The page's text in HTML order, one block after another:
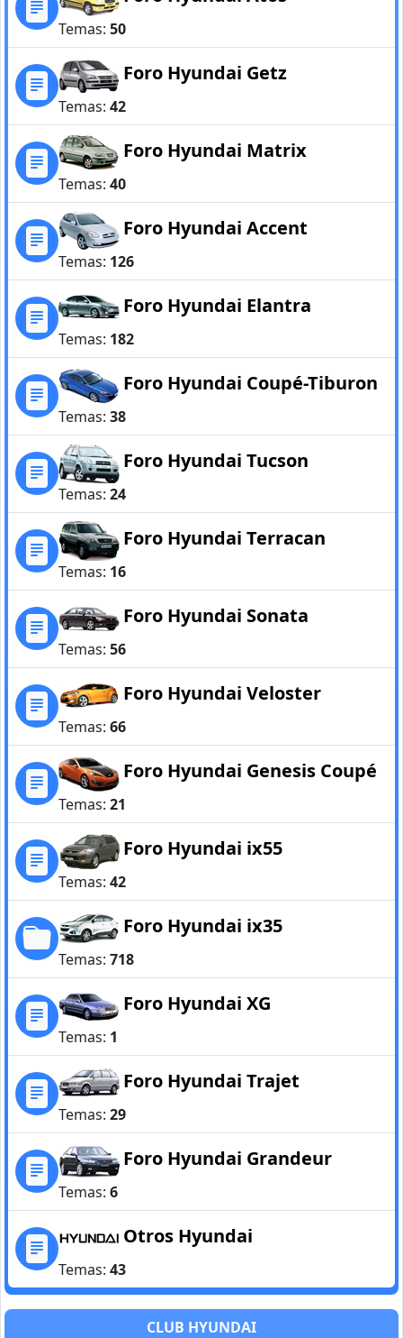
Temas: 50
Foro Hyundai Getz
Temas: 42
Foro Hyundai Matrix
Temas: 40
Foro Hyundai Accent
Temas: 126
Foro Hyundai Elantra
Temas: 182
Foro Hyundai Coupé-Tiburon
Temas: 38
Foro Hyundai Tucson
Temas: 24
Foro Hyundai Terracan
Temas: 16
Foro Hyundai Sonata
Temas: 56
Foro Hyundai Veloster
Temas: 66
Foro Hyundai Genesis Coupé
Temas: 21
Foro Hyundai ix55
Temas: 42
Foro Hyundai ix35
Temas: 718
Foro Hyundai XG
Temas: 1
Foro Hyundai Trajet
Temas: 29
Foro Hyundai Grandeur
Temas: 6
Otros Hyundai
Temas: 43
CLUB HYUNDAI